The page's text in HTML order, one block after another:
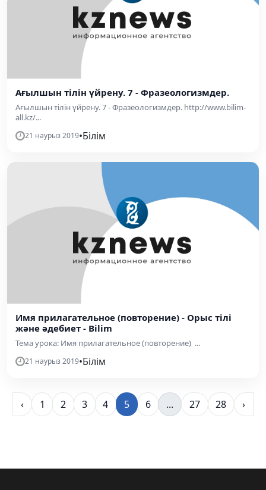
Ағылшын тілін үйрену. 7 - Фразеологизмдер.
Ағылшын тілін үйрену. 7 - Фразеологизмдер. http://www.bilim-
all.kz/...
21 наурыз 2019•Білім
Имя прилагательное (повторение) - Орыс тілі
және әдебиет - Bilim
Тема урока: Имя прилагательное (повторение) ...
21 наурыз 2019•Білім
‹ 1 2 3 4 5 6 ... 27 28 ›